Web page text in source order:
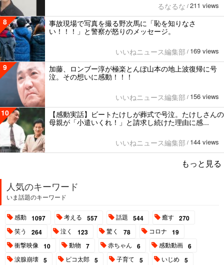
るなるな / 211 views
8
事故現場で写真を撮る野次馬に「恥を知りなさ
い！！！」と警察が怒りのメッセージ。
いいねニュース編集部 / 169 views
9
加藤、ロンブー淳が極楽とんぼ山本の地上波復帰に号
泣。その想いに感動！！！
いいねニュース編集部 / 156 views
10
【感動実話】ビートたけしが葬式で号泣。たけしさんの
母親が「小遣いくれ！」と請求し続けた理由に感...
いいねニュース編集部 / 144 views
もっと見る
人気のキーワード
いま話題のキーワード
感動 1097 考える 557 話題 544 癒す 270
笑う 264 泣く 123 驚く 78 コロナ 19
衝撃映像 10 動物 7 赤ちゃん 6 感動動画 6
涙腺崩壊 5 ピコ太郎 5 子育て 5 いじめ 5